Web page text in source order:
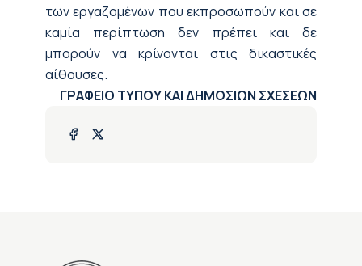
των εργαζομένων που εκπροσωπούν και σε
καμία περίπτωση δεν πρέπει και δε
μπορούν να κρίνονται στις δικαστικές
αίθουσες.
ΓΡΑΦΕΙΟ ΤΥΠΟΥ ΚΑΙ ΔΗΜΟΣΙΩΝ ΣΧΕΣΕΩΝ